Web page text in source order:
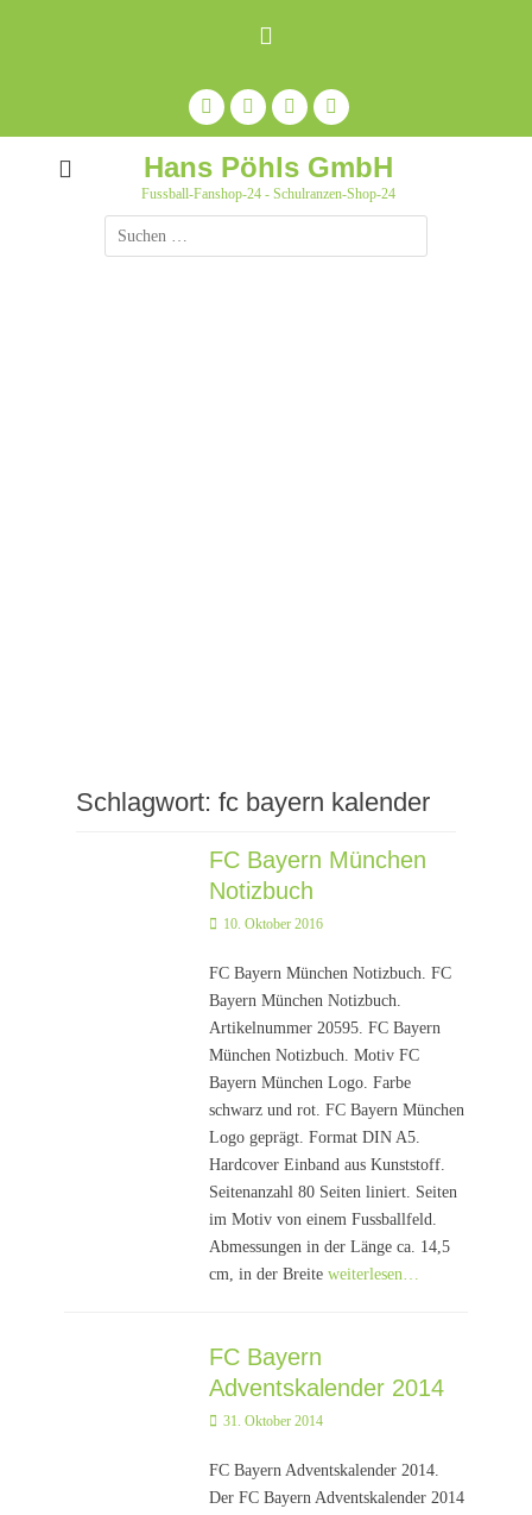
Facebook
Feed
Auf
Pinterest
pinnen
YouTube
Hans Pöhls GmbH
Fussball-Fanshop-24 - Schulranzen-Shop-24
Suche
nach:
Schlagwort: fc bayern kalender
FC Bayern München
Notizbuch
Posted
10. Oktober 2016
FC Bayern München Notizbuch. FC
Bayern München Notizbuch.
Artikelnummer 20595. FC Bayern
München Notizbuch. Motiv FC
Bayern München Logo. Farbe
schwarz und rot. FC Bayern München
Logo geprägt. Format DIN A5.
Hardcover Einband aus Kunststoff.
Seitenanzahl 80 Seiten liniert. Seiten
im Motiv von einem Fussballfeld.
Abmessungen in der Länge ca. 14,5
cm, in der Breiteweiterlesen…
FC Bayern
Adventskalender 2014
Posted
31. Oktober 2014
FC Bayern Adventskalender 2014.
Der FC Bayern Adventskalender 2014